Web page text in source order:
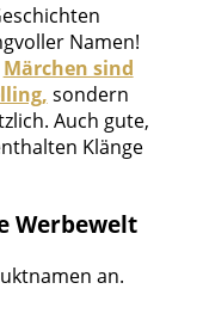
Namen!
Märchen sind
sondern
Auch gute,
Klänge
Werbewelt
an.